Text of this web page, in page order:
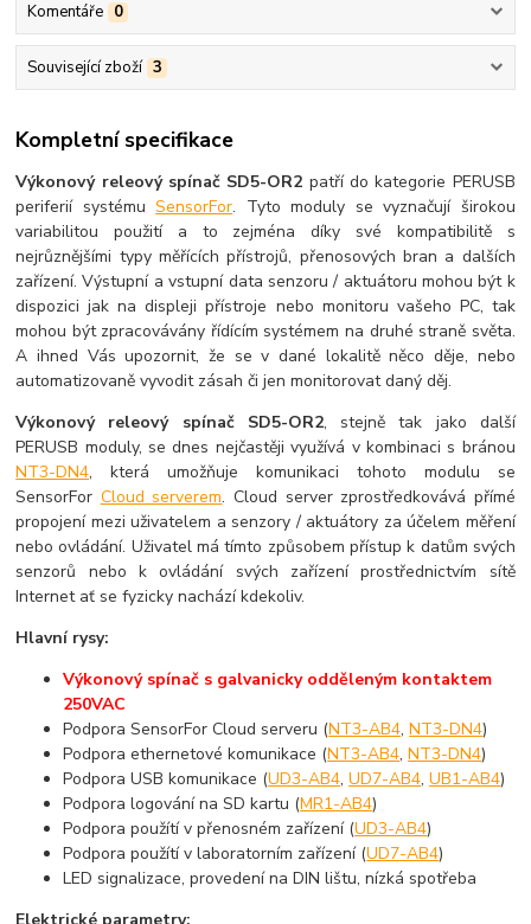
Komentáře 0
Související zboží 3
Kompletní specifikace
Výkonový releový spínač SD5-OR2 patří do kategorie PERUSB
periferií systémuSensorFor. Tyto moduly se vyznačují širokou
variabilitou použití a to zejména díky své kompatibilitě s
nejrůznějšími typy měřících přístrojů, přenosových bran a dalších
zařízení. Výstupní a vstupní data senzoru / aktuátoru mohou být k
dispozici jak na displeji přístroje nebo monitoru vašeho PC, tak
mohou být zpracovávány řídícím systémem na druhé straně světa.
A ihned Vás upozornit, že se v dané lokalitě něco děje, nebo
automatizovaně vyvodit zásah či jen monitorovat daný děj.
Výkonový releový spínač SD5-OR2, stejně tak jako další
PERUSB moduly, se dnes nejčastěji využívá v kombinaci s bránou
NT3-DN4, která umožňuje komunikaci tohoto modulu se
SensorFor Cloud serverem. Cloud server zprostředkovává přímé
propojení mezi uživatelem a senzory / aktuátory za účelem měření
nebo ovládání. Uživatel má tímto způsobem přístup k datům svých
senzorů nebo k ovládání svých zařízení prostřednictvím sítě
Internet ať se fyzicky nachází kdekoliv.
Hlavní rysy:
Výkonový spínač s galvanicky odděleným kontaktem
250VAC
Podpora SensorFor Cloud serveru (NT3-AB4,NT3-DN4)
Podpora ethernetové komunikace (NT3-AB4,NT3-DN4)
Podpora USB komunikace (UD3-AB4,UD7-AB4,UB1-AB4)
Podpora logování na SD kartu (MR1-AB4)
Podpora použítí v přenosném zařízení (UD3-AB4)
Podpora použítí v laboratorním zařízení (UD7-AB4)
LED signalizace, provedení na DIN lištu, nízká spotřeba